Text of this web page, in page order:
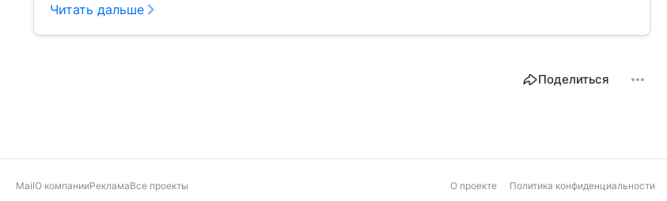
Читать дальше
Поделиться
MailО компанииРекламаВсе проекты О проекте Политика конфиденциальности